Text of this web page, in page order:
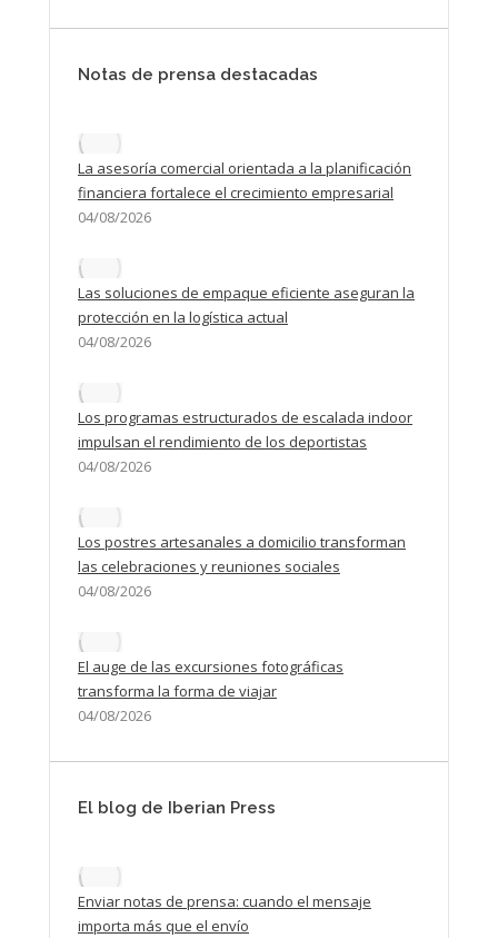
Notas de prensa destacadas
La asesoría comercial orientada a la planificación
financiera fortalece el crecimiento empresarial
04/08/2026
Las soluciones de empaque eficiente aseguran la
protección en la logística actual
04/08/2026
Los programas estructurados de escalada indoor
impulsan el rendimiento de los deportistas
04/08/2026
Los postres artesanales a domicilio transforman
las celebraciones y reuniones sociales
04/08/2026
El auge de las excursiones fotográficas
transforma la forma de viajar
04/08/2026
El blog de Iberian Press
Enviar notas de prensa: cuando el mensaje
importa más que el envío